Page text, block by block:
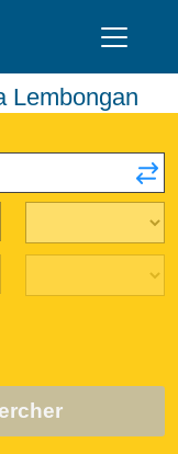
Lembongan